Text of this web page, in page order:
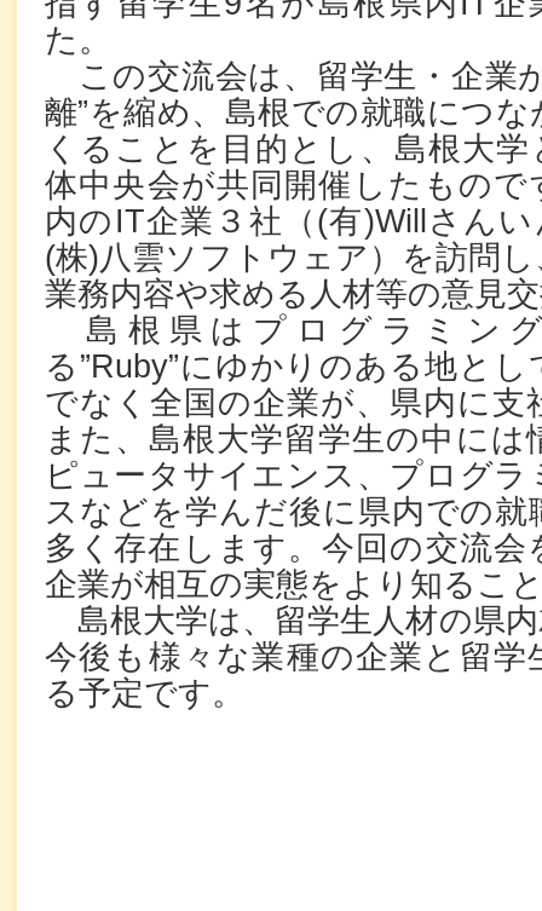
た。
この交流会は、留学生・企業
離”を縮め、島根での就職につ
くることを目的とし、島根大
体中央会が共同開催したもので
内のIT企業３社（(有)Willさん
(株)八雲ソフトウェア）を訪問
業務内容や求める人材等の意見
島根県はプログラミン
る”Ruby”にゆかりのある地と
でなく全国の企業が、県内に支
また、島根大学留学生の中に
ピュータサイエンス、プログ
スなどを学んだ後に県内での就
多く存在します。今回の交流会
企業が相互の実態をより知るこ
島根大学は、留学生人材の県
今後も様々な業種の企業と留学
る予定です。